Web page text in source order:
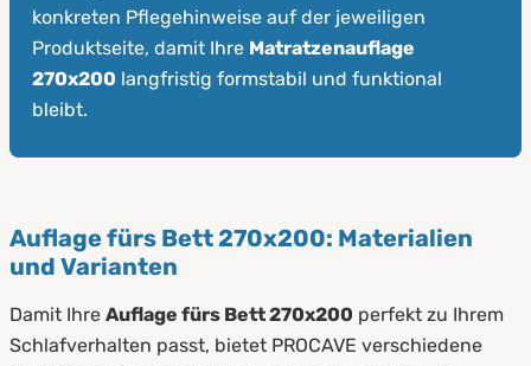
konkreten Pflegehinweise auf der jeweiligen
Produktseite, damit Ihre Matratzenauflage
270x200 langfristig formstabil und funktional
bleibt.
Auflage fürs Bett 270x200: Materialien
und Varianten
Damit Ihre Auflage fürs Bett 270x200 perfekt zu Ihrem
Schlafverhalten passt, bietet PROCAVE verschiedene